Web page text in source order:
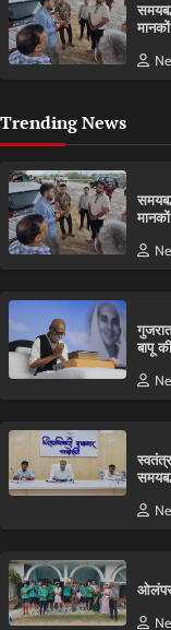
Trending News
बापू
ओलंपस